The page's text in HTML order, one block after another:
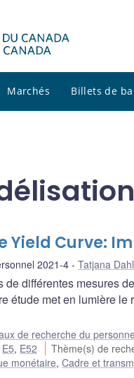
Marchés Billets de
Yield Curve:
2021-4 Tatjana
de différentes mesures
étude met en lumière
de recherche du
E5, E52 Thème(s) de
monétaire, Cadre et